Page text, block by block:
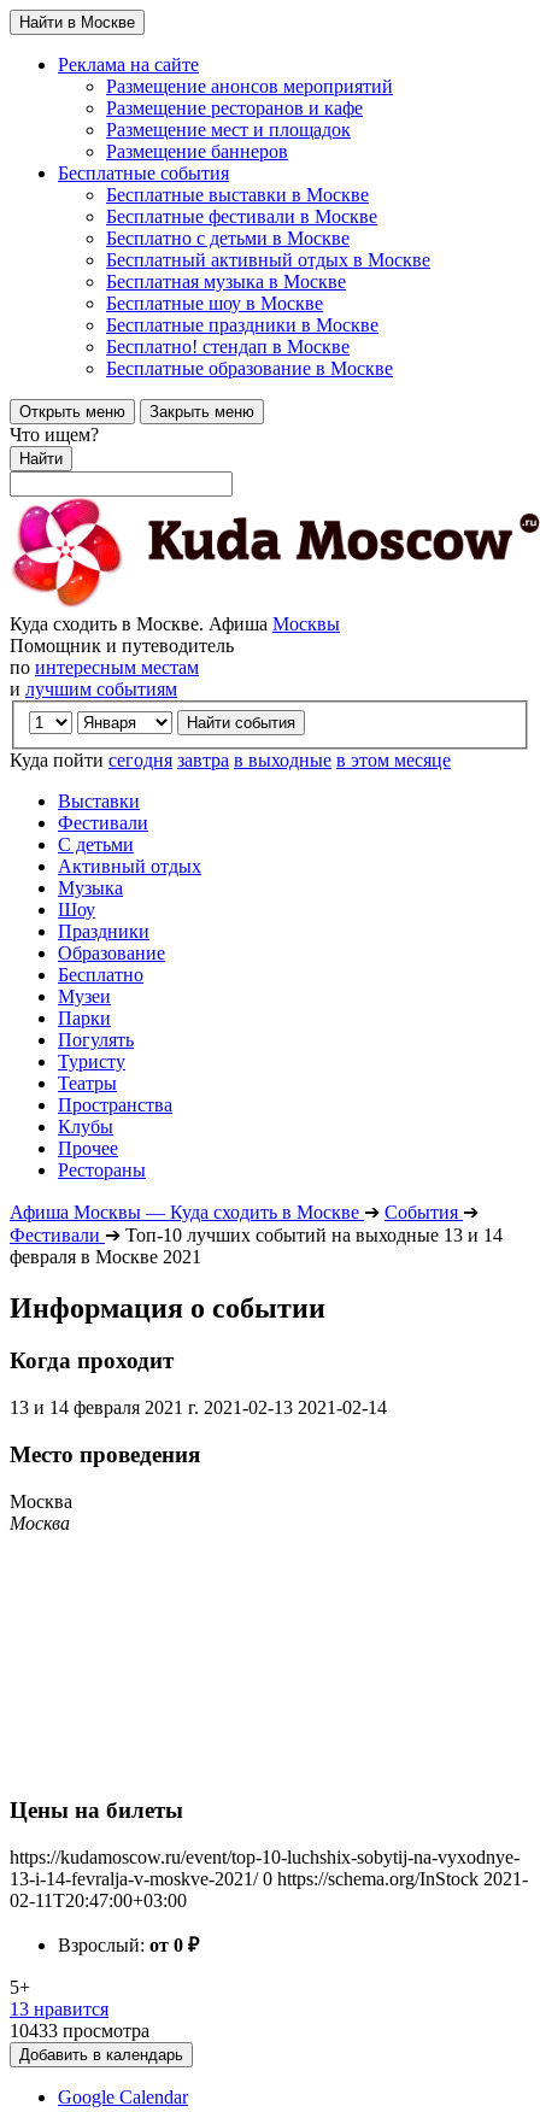
Найти в Москве
Реклама на сайте
Размещение анонсов мероприятий
Размещение ресторанов и кафе
Размещение мест и площадок
Размещение баннеров
Бесплатные события
Бесплатные выставки в Москве
Бесплатные фестивали в Москве
Бесплатно с детьми в Москве
Бесплатный активный отдых в Москве
Бесплатная музыка в Москве
Бесплатные шоу в Москве
Бесплатные праздники в Москве
Бесплатно! стендап в Москве
Бесплатные образование в Москве
Открыть меню Закрыть меню
Что ищем?
Найти
Куда сходить в Москве. Афиша Москвы
Помощник и путеводитель
по интересным местам
и лучшим событиям
Куда пойти сегодня завтра в выходные в этом месяце
Выставки
Фестивали
С детьми
Активный отдых
Музыка
Шоу
Праздники
Образование
Бесплатно
Музеи
Парки
Погулять
Туристу
Театры
Пространства
Клубы
Прочее
Рестораны
Афиша Москвы — Куда сходить в Москве ➔ События ➔
Фестивали ➔ Топ-10 лучших событий на выходные 13 и 14
февраля в Москве 2021
Информация о событии
Когда проходит
13 и 14 февраля 2021 г. 2021-02-13 2021-02-14
Место проведения
Москва
Москва
Цены на билеты
https://kudamoscow.ru/event/top-10-luchshix-sobytij-na-vyxodnye-
13-i-14-fevralja-v-moskve-2021/ 0 https://schema.org/InStock 2021-
02-11T20:47:00+03:00
Взрослый: от 0 ₽
5+
13 нравится
10433 просмотра
Добавить в календарь
Google Calendar